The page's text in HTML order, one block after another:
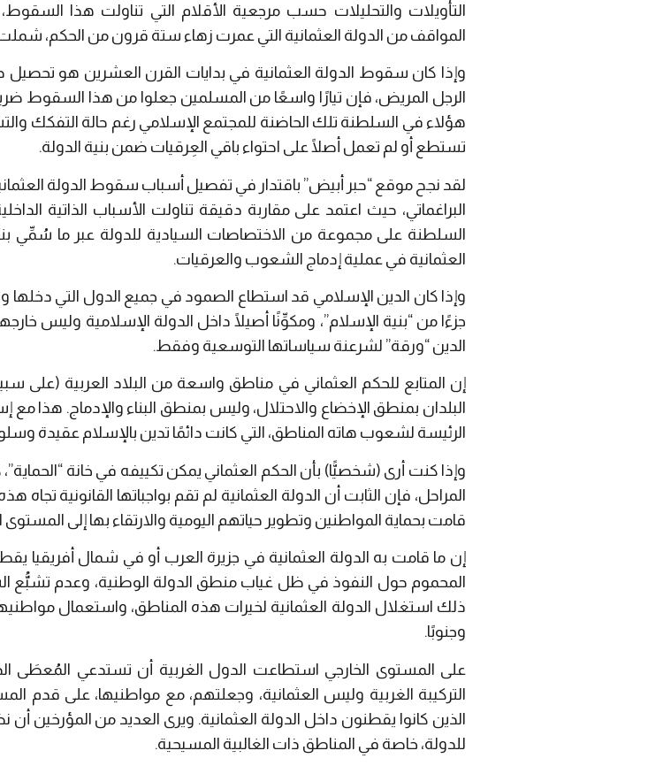
التأويلات والتحليلات حسب مرجعية الأقلام التي تناولت هذا
المواقف من الدولة العثمانية التي عمرت زهاء ستة قرون من الحكم، شملت
وإذا كان سقوط الدولة العثمانية في بدايات القرن العشرين هو تحصيل
الرجل المريض، فإن تيارًا واسعًا من المسلمين جعلوا من هذا السقوط
هؤلاء في السلطنة تلك الحاضنة للمجتمع الإسلامي رغم حالة التفكك
تستطع أو لم تعمل أصلًا على احتواء باقي العِرقيات ضمن بنية الدولة.
لقد نجح موقع “حبر أبيض” باقتدار في تفصيل أسباب سقوط الدولة
البراغماتي، حيث اعتمد على مقاربة دقيقة تناولت الأسباب الذاتية
السلطنة على مجموعة من الاختصاصات السيادية للدولة عبر ما سُمِّي
العثمانية في عملية إدماج الشعوب والعرقيات.
وإذا كان الدين الإسلامي قد استطاع الصمود في جميع الدول التي
جزءًا من “بنية الإسلام”، ومكوِّنًا أصيلًا داخل الدولة الإسلامية وليس
الدين “ورقة” لشرعنة سياساتها التوسعية وفقط.
إن المتابع للحكم العثماني في مناطق واسعة من البلاد العربية (على
البلدان بمنطق الإخضاع والاحتلال، وليس بمنطق البناء والإدماج. هذا
الرئيسة لشعوب هاته المناطق، التي كانت دائمًا تدين بالإسلام عقيدة
وإذا كنت أرى (شخصيًّا) بأن الحكم العثماني يمكن تكييفه في خانة
المراحل، فإن الثابت أن الدولة العثمانية لم تقم بواجباتها القانونية
قامت بحماية المواطنين وتطوير حياتهم اليومية والارتقاء بها إلى
إن ما قامت به الدولة العثمانية في جزيرة العرب أو في شمال أفريقيا
المحموم حول النفوذ في ظل غياب منطق الدولة الوطنية، وعدم تشبُّع
ذلك استغلال الدولة العثمانية لخيرات هذه المناطق، واستعمال
وجنوبًا.
على المستوى الخارجي استطاعت الدول الغربية أن تستدعي المُعطَى
التركيبة الغربية وليس العثمانية، وجعلتهم، مع مواطنيها، على قدم
الذين كانوا يقطنون داخل الدولة العثمانية. ويرى العديد من المؤرخين أن
للدولة، خاصة في المناطق ذات الغالبية المسيحية.